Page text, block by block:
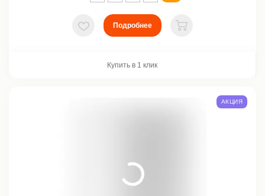
В избранное
Подробнее
В корзину
Купить в 1 клик
АКЦИЯ